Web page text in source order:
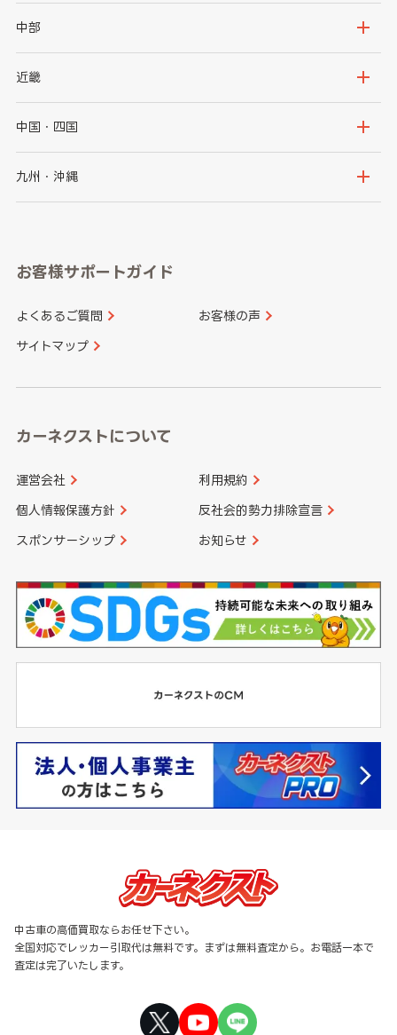
岩手県
秋田県
茨城県
群馬県
千葉県
中部
新潟県
石川県
山梨県
愛知県
近畿
大阪府
京都府
和歌山県
中国・四国
鳥取県
山口県
香川県 愛媛県
九州・沖縄
長崎県
大分県 宮崎県
お客様サポートガイド
よくあるご質問 お客様の声
サイトマップ
カーネクストについて
運営会社 利用規約
個人情報保護方針 反社会的勢力排除宣言
スポンサーシップ お知らせ
中古車の高価買取ならお任せ下さい。
全国対応でレッカー引取代は無料です。まずは無料査定から。お電話一本で
査定は完了いたします。